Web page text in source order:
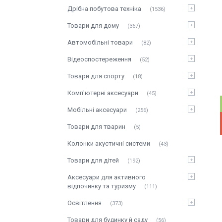
Дрібна побутова техніка 1536
Товари для дому 367
Автомобільні товари 82
Відеоспостереження 52
Товари для спорту 18
Комп'ютерні аксесуари 45
Мобільні аксесуари 256
Товари для тварин 5
Колонки акустичні системи 43
Товари для дітей 192
Аксесуари для активного
відпочинку та туризму
111
Освітлення 373
Товари для будинку й саду 56